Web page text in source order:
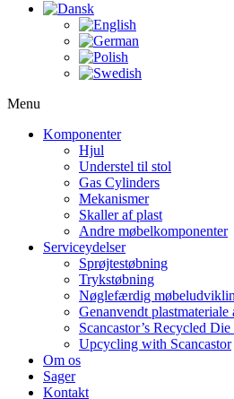
Menu
Komponenter
Hjul
Understel til stol
Gas Cylinders
Mekanismer
Skaller af plast
Andre møbelkomponenter
Serviceydelser
Sprøjtestøbning
Trykstøbning
Nøglefærdig
Genanvendt plastmateriale
Scancastor’s Recycled
Upcycling with Scancastor
Om os
Sager
Kontakt